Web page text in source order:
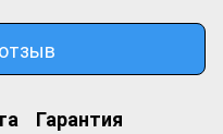
Гарантия